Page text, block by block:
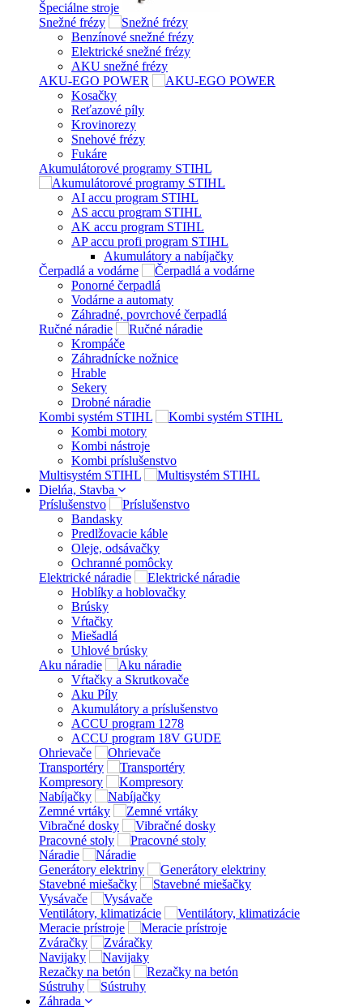
Špeciálne stroje
Snežné frézy
Benzínové snežné frézy
Elektrické snežné frézy
AKU snežné frézy
AKU-EGO POWER
Kosačky
Reťazové píly
Krovinorezy
Snehové frézy
Fukáre
Akumulátorové programy STIHL
AI accu program STIHL
AS accu program STIHL
AK accu program STIHL
AP accu profi program STIHL
Akumulátory a nabíjačky
Čerpadlá a vodárne
Ponorné čerpadlá
Vodárne a automaty
Záhradné, povrchové čerpadlá
Ručné náradie
Krompáče
Záhradnícke nožnice
Hrable
Sekery
Drobné náradie
Kombi systém STIHL
Kombi motory
Kombi nástroje
Kombi príslušenstvo
Multisystém STIHL
Dielńa, Stavba
Príslušenstvo
Bandasky
Predlžovacie káble
Oleje, odsávačky
Ochranné pomôcky
Elektrické náradie
Hoblíky a hoblovačky
Brúsky
Vŕtačky
Miešadlá
Uhlové brúsky
Aku náradie
Vŕtačky a Skrutkovače
Aku Píly
Akumulátory a príslušenstvo
ACCU program 1278
ACCU program 18V GUDE
Ohrievače
Transportéry
Kompresory
Nabíjačky
Zemné vrtáky
Vibračné dosky
Pracovné stoly
Náradie
Generátory elektriny
Stavebné miešačky
Vysávače
Ventilátory, klimatizácie
Meracie prístroje
Zváračky
Navijaky
Rezačky na betón
Sústruhy
Záhrada